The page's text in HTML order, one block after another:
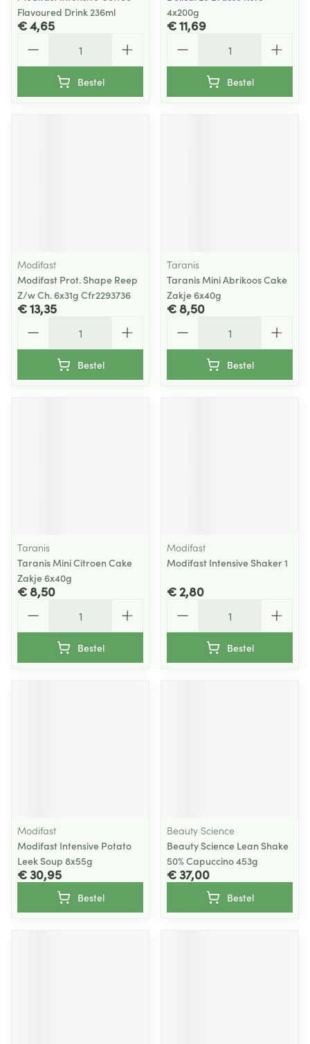
Flavoured Drink 236ml
€ 4,65
Bestel
4x200g
€ 11,69
Bestel
Modifast
Modifast Prot. Shape Reep
Z/w Ch. 6x31g Cfr2293736
€ 13,35
Bestel
Taranis
Taranis Mini Abrikoos Cake
Zakje 6x40g
€ 8,50
Bestel
Taranis
Taranis Mini Citroen Cake
Zakje 6x40g
€ 8,50
Bestel
Modifast
Modifast Intensive Shaker 1
€ 2,80
Bestel
Modifast
Modifast Intensive Potato
Leek Soup 8x55g
€ 30,95
Bestel
Beauty Science
Beauty Science Lean Shake
50% Capuccino 453g
€ 37,00
Bestel